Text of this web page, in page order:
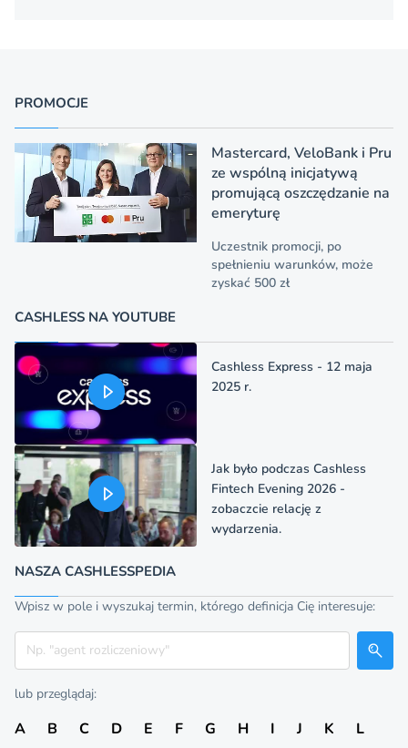
PROMOCJE
Mastercard, VeloBank i Pru
ze wspólną inicjatywą
promującą oszczędzanie na
emeryturę
Uczestnik promocji, po
spełnieniu warunków, może
zyskać 500 zł
CASHLESS NA YOUTUBE
Cashless Express - 12 maja
2025 r.
Jak było podczas Cashless
Fintech Evening 2026 -
zobaczcie relację z
wydarzenia.
NASZA CASHLESSPEDIA
Wpisz w pole i wyszukaj termin, którego definicja Cię interesuje:
Szukaj
lub przeglądaj:
A B C D E F G H I J K
L